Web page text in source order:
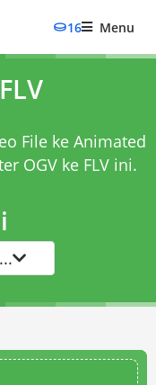
16 Menu
File ke Animated
OGV ke FLVini.
...